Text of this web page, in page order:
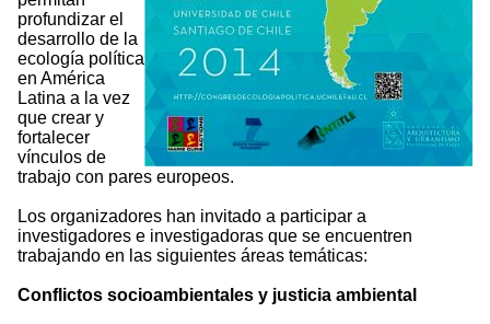
profundizar el
desarrollo de la
ecología política
en América
Latina a la vez
que crear y
fortalecer
vínculos de
trabajo con pares europeos.
Los organizadores han invitado a participar a
investigadores e investigadoras que se encuentren
trabajando en las siguientes áreas temáticas:
Conflictos socioambientales y justicia ambiental